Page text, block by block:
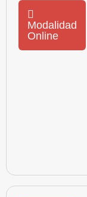
Modalidad
Online